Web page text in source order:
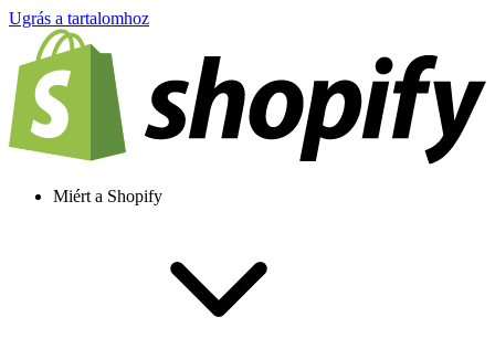
Ugrás a tartalomhoz
Miért a Shopify